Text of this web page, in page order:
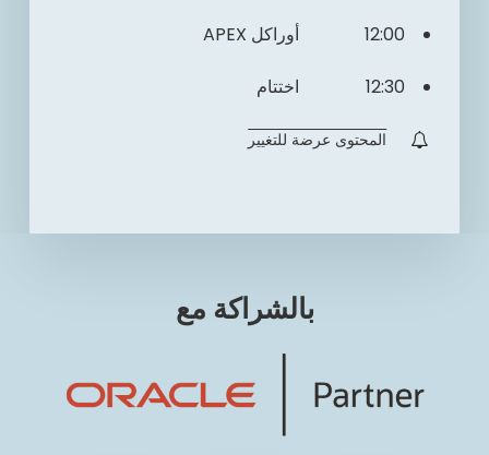
12:00 أوراكل APEX
12:30 اختتام
المحتوى عرضة للتغيير
بالشراكة مع